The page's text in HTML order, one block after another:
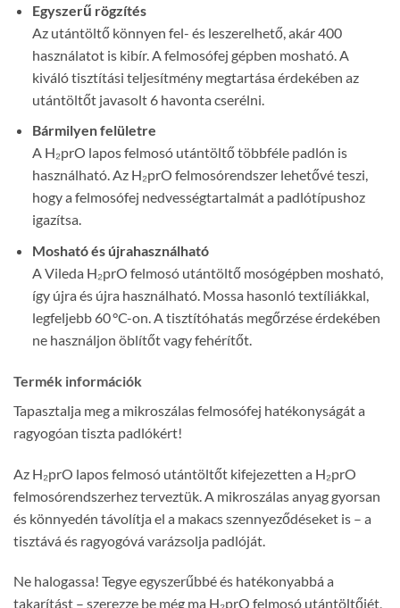
Egyszerű rögzítés
Az utántöltő könnyen fel- és leszerelhető, akár 400
használatot is kibír. A felmosófej gépben mosható. A
kiváló tisztítási teljesítmény megtartása érdekében az
utántöltőt javasolt 6 havonta cserélni.
Bármilyen felületre
A H₂prO lapos felmosó utántöltő többféle padlón is
használható. Az H₂prO felmosórendszer lehetővé teszi,
hogy a felmosófej nedvességtartalmát a padlótípushoz
igazítsa.
Mosható és újrahasználható
A Vileda H₂prO felmosó utántöltő mosógépben mosható,
így újra és újra használható. Mossa hasonló textíliákkal,
legfeljebb 60 °C-on. A tisztítóhatás megőrzése érdekében
ne használjon öblítőt vagy fehérítőt.
Termék információk
Tapasztalja meg a mikroszálas felmosófej hatékonyságát a
ragyogóan tiszta padlókért!
Az H₂prO lapos felmosó utántöltőt kifejezetten a H₂prO
felmosórendszerhez terveztük. A mikroszálas anyag gyorsan
és könnyedén távolítja el a makacs szennyeződéseket is – a
tisztává és ragyogóvá varázsolja padlóját.
Ne halogassa! Tegye egyszerűbbé és hatékonyabbá a
takarítást – szerezze be még ma H₂prO felmosó utántöltőjét,